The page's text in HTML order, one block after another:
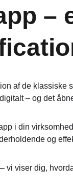
–
af de klassiske
– og det
i din
og
vi viser dig,